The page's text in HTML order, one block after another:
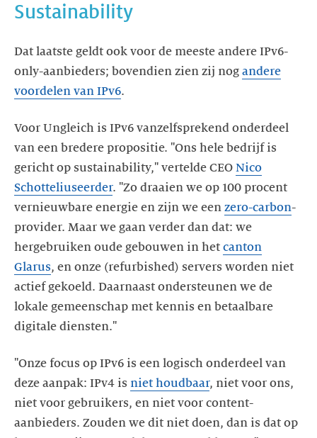
Sustainability
Dat laatste geldt ook voor de meeste andere IPv6-
only-aanbieders; bovendien zien zij nog andere
voordelen van IPv6.
Voor Ungleich is IPv6 vanzelfsprekend onderdeel
van een bredere propositie. "Ons hele bedrijf is
gericht op sustainability," vertelde CEO Nico
Schotteliuseerder. "Zo draaien we op 100 procent
vernieuwbare energie en zijn we een zero-carbon-
provider. Maar we gaan verder dan dat: we
hergebruiken oude gebouwen in het canton
Glarus, en onze (refurbished) servers worden niet
actief gekoeld. Daarnaast ondersteunen we de
lokale gemeenschap met kennis en betaalbare
digitale diensten."
"Onze focus op IPv6 is een logisch onderdeel van
deze aanpak: IPv4 is niet houdbaar, niet voor ons,
niet voor gebruikers, en niet voor content-
aanbieders. Zouden we dit niet doen, dan is dat op